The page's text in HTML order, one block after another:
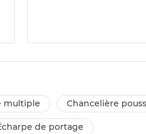
multiple chancelière
écharpe de portage